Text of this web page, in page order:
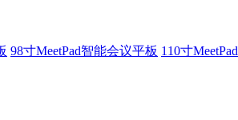
98寸MeetPad智能会议平板 110寸